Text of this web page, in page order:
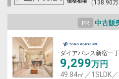
（138.90
PR 中古販
ダイアパレス新宿一
9,299万円
49.84㎡／1SLDK